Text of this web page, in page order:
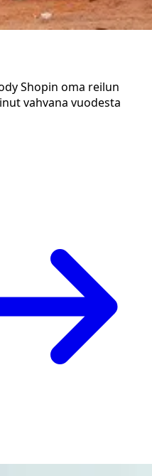
Shopin oma reilun
vahvana vuodesta